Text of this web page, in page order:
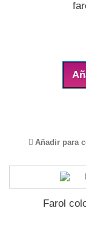
Añadir para
Farol